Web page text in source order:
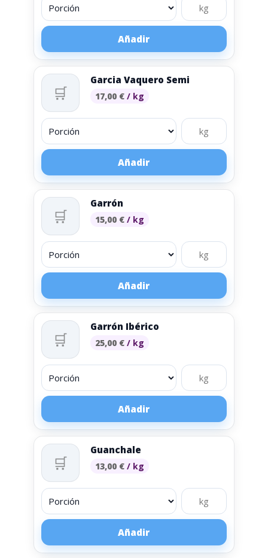
Añadir
🛒
Garcia Vaquero Semi
17,00 € / kg
Añadir
🛒
Garrón
15,00 € / kg
Añadir
🛒
Garrón Ibérico
25,00 € / kg
Añadir
🛒
Guanchale
13,00 € / kg
Añadir